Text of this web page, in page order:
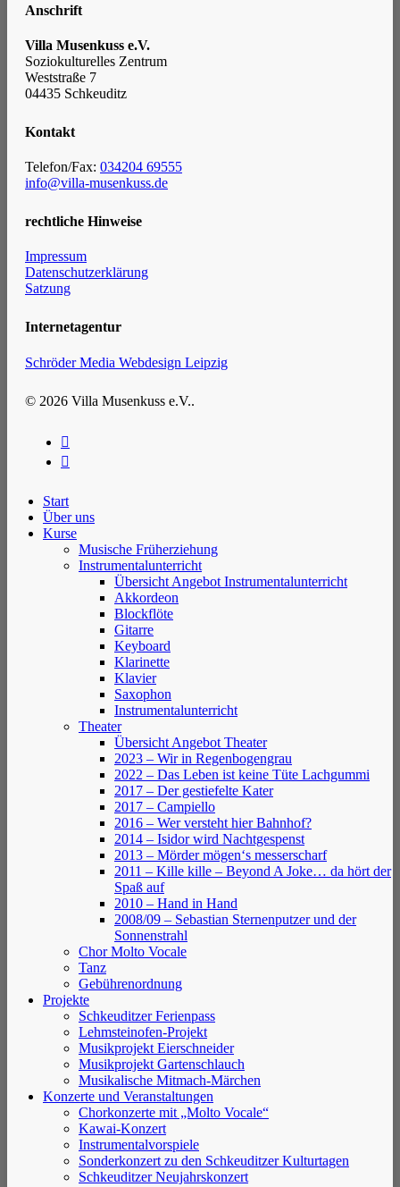
Anschrift
Villa Musenkuss e.V.
Soziokulturelles Zentrum
Weststraße 7
04435 Schkeuditz
Kontakt
Telefon/Fax: 034204 69555
info@villa-musenkuss.de
rechtliche Hinweise
Impressum
Datenschutzerklärung
Satzung
Internetagentur
Schröder Media Webdesign Leipzig
© 2026 Villa Musenkuss e.V..
facebook
instagram
Start
Über uns
Kurse
Musische Früherziehung
Instrumentalunterricht
Übersicht Angebot Instrumentalunterricht
Akkordeon
Blockflöte
Gitarre
Keyboard
Klarinette
Klavier
Saxophon
Instrumentalunterricht
Theater
Übersicht Angebot Theater
2023 – Wir in Regenbogengrau
2022 – Das Leben ist keine Tüte Lachgummi
2017 – Der gestiefelte Kater
2017 – Campiello
2016 – Wer versteht hier Bahnhof?
2014 – Isidor wird Nachtgespenst
2013 – Mörder mögen‘s messerscharf
2011 – Kille kille – Beyond A Joke… da hört der
Spaß auf
2010 – Hand in Hand
2008/09 – Sebastian Sternenputzer und der
Sonnenstrahl
Chor Molto Vocale
Tanz
Gebührenordnung
Projekte
Schkeuditzer Ferienpass
Lehmsteinofen-Projekt
Musikprojekt Eierschneider
Musikprojekt Gartenschlauch
Musikalische Mitmach-Märchen
Konzerte und Veranstaltungen
Chorkonzerte mit „Molto Vocale“
Kawai-Konzert
Instrumentalvorspiele
Sonderkonzert zu den Schkeuditzer Kulturtagen
Schkeuditzer Neujahrskonzert